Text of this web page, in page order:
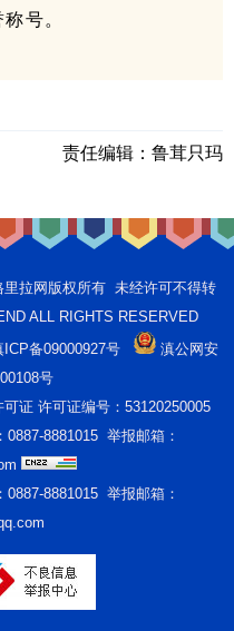
号。
责任编辑： 鲁茸只玛
拉网版权所有 未经许可不得转
ALL RIGHTS RESERVED
备09000927号
滇公网安
号
证 许可证编号：53120250005
8881015 举报邮箱：
8881015 举报邮箱：